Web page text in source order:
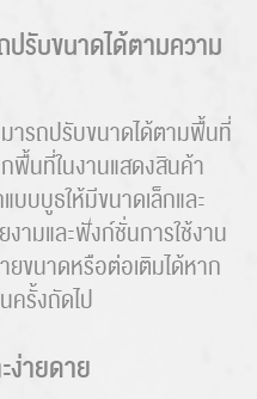
รับขนาดได้ตามความ
ารถปรับขนาดได้ตามพื้นที่
พื้นที่ในงานแสดงสินค้า
บบูธให้มีขนาดเล็กและ
ามและฟังก์ชั่นการใช้งาน
ขนาดหรือต่อเติมได้หาก
ครั้งถัดไป
ง่ายดาย